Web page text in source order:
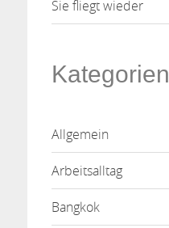
Sie fliegt wieder
Kategorien
Allgemein
Arbeitsalltag
Bangkok